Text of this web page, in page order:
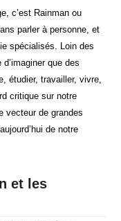
c’est Rainman ou
parler à personne, et
spécialisés. Loin des
que des
étudier, travailler, vivre,
critique sur notre
vecteur de grandes
de notre
et les